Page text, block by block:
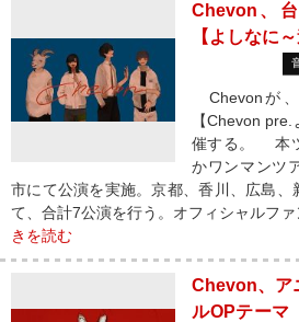
Chevon、
【よしなに
Chevonが
【Chevon
催する。 本
かワンマンツ
市にて公演を実施。京都、香川、広島、
て、合計7公演を行う。オフィシャルフ
きを読む
Chevon、ア
ルOPテーマ